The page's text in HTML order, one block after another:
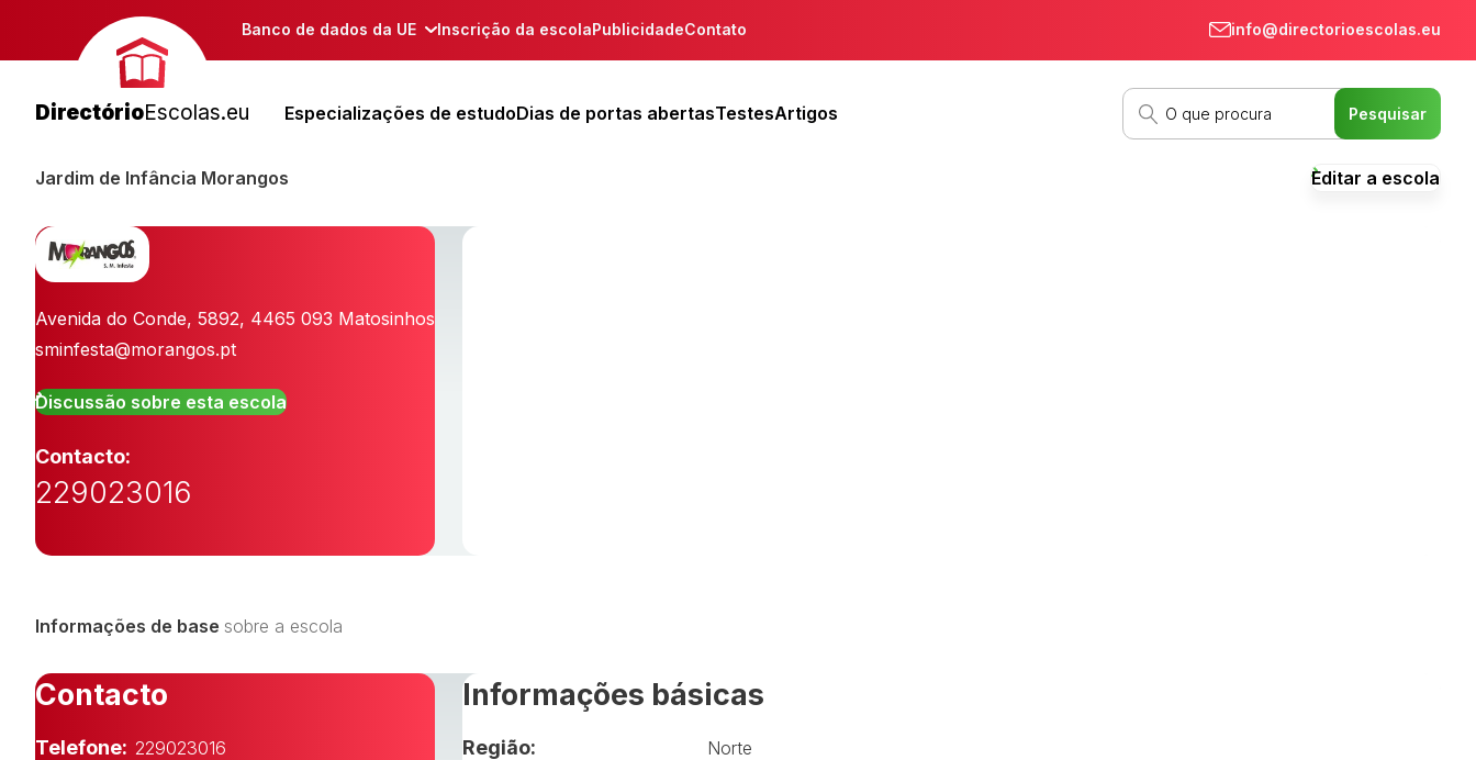
Banco de dados da UE Inscrição da escolaPublicidadeContato info@directorioescolas.eu
DirectórioEscolas.eu Especializações de estudoDias de portas abertasTestesArtigos
Jardim de Infância Morangos Editar a escola
Avenida do Conde, 5892, 4465 093 Matosinhos
sminfesta@morangos.pt
Discussão sobre esta escola
Contacto:
229023016
Informações de base sobre a escola
Contacto
Telefone: 229023016
Informações básicas
Região:
Norte